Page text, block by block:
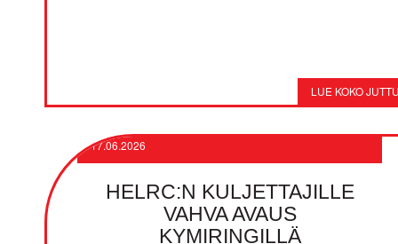
17.06.2026
HELRC:N KULJETTAJILLE
VAHVA AVAUS
KYMIRINGILLÄ